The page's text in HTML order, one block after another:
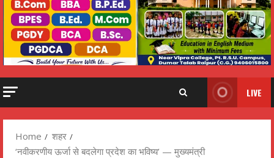
LIVE
Home
शहर
‘नवीकरणीय ऊर्जा से बदलेगा प्रदेश का भविष्य’ — मुख्यमंत्री